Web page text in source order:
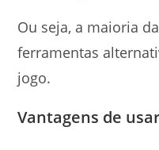
Ou seja, a maioria
ferramentas
jogo.
Vantagens de